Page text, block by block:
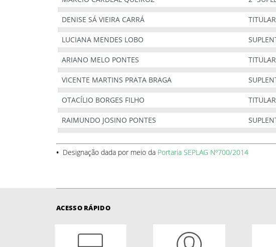
DENISE SÁ VIEIRA CARRÁ TITULAR
LUCIANA MENDES LOBO
ARIANO MELO PONTES TITULAR
VICENTE MARTINS PRATA BRAGA
OTACÍLIO BORGES FILHO TITULAR
RAIMUNDO JOSINO PONTES
• Designação dada por meio da Portaria SEPLAG Nº700/2014
ACESSO RÁPIDO